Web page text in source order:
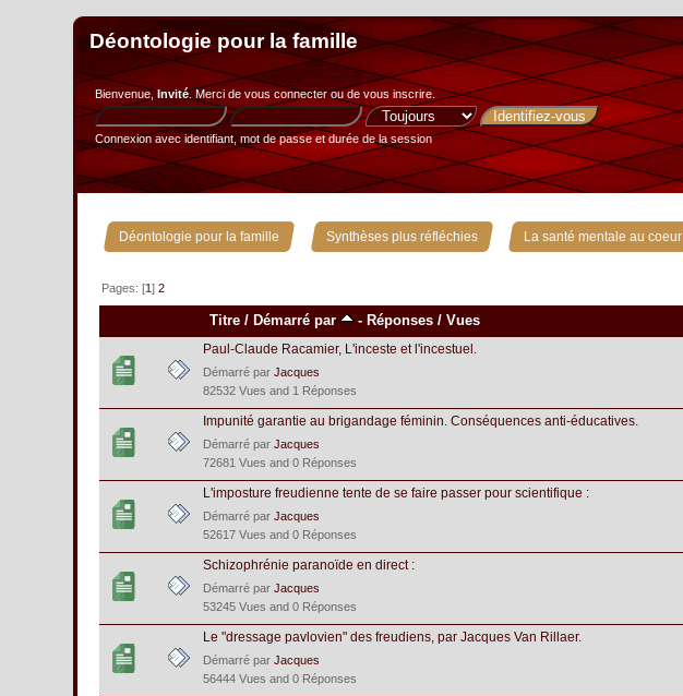
Déontologie pour la famille
Bienvenue,Invité. Merci devous connecterou devous inscrire.
Connexion avec identifiant, mot de passe et durée de la session
Déontologie pour la famille » Synthèses plus réfléchies » La santé mentale au coeur
Pages: [1]2
Titre / Démarré par - Réponses /Vues
Paul-Claude Racamier, L'inceste et l'incestuel.
Démarré parJacques
82532 Vues and 1 Réponses
Impunité garantie au brigandage féminin. Conséquences anti-éducatives.
Démarré parJacques
72681 Vues and 0 Réponses
L'imposture freudienne tente de se faire passer pour scientifique :
Démarré parJacques
52617 Vues and 0 Réponses
Schizophrénie paranoïde en direct :
Démarré parJacques
53245 Vues and 0 Réponses
Le "dressage pavlovien" des freudiens, par Jacques Van Rillaer.
Démarré parJacques
56444 Vues and 0 Réponses